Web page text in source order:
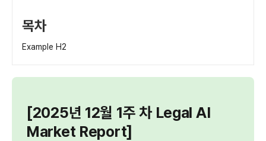
목차
Example H2
[2025년 12월 1주 차 Legal AI
Market Report]